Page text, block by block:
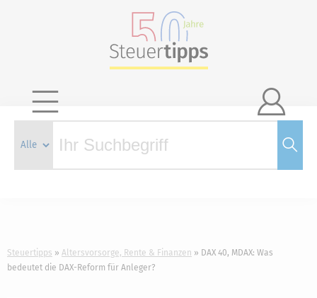

Steuertipps Altersvorsorge, Rente & Finanzen
DAX 40, MDAX: Was
bedeutet die DAX-Reform für Anleger?